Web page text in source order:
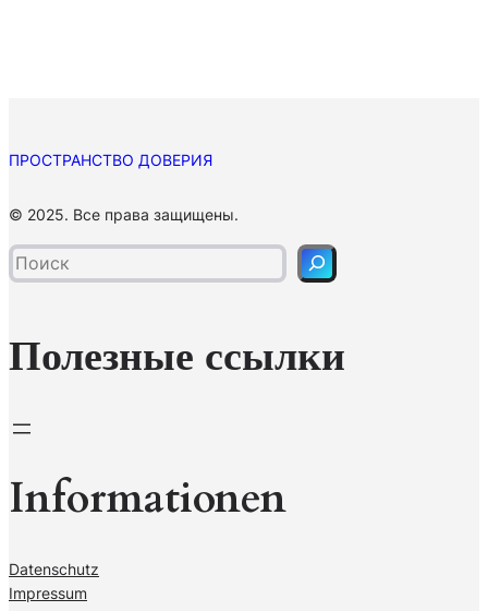
ПРОСТРАНСТВО ДОВЕРИЯ
© 2025. Все права защищены.
о
и
Полезные ссылки
Informationen
Datenschutz
Impressum